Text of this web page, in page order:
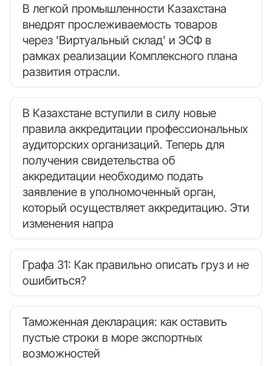
В легкой промышленности Казахстана
внедрят прослеживаемость товаров
через 'Виртуальный склад' и ЭСФ в
рамках реализации Комплексного плана
развития отрасли.
В Казахстане вступили в силу новые
правила аккредитации профессиональных
аудиторских организаций. Теперь для
получения свидетельства об
аккредитации необходимо подать
заявление в уполномоченный орган,
который осуществляет аккредитацию. Эти
изменения напра
Графа 31: Как правильно описать груз и не
ошибиться?
Таможенная декларация: как оставить
пустые строки в море экспортных
возможностей